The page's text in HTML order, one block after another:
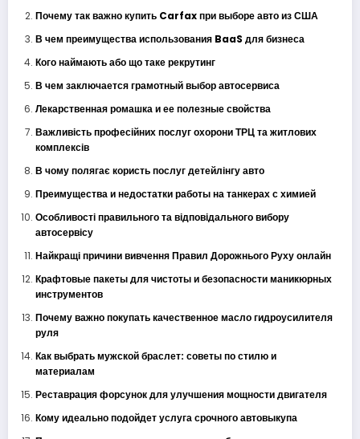
Почему так важно купить Carfax при выборе авто из США
В чем преимущества использования BaaS для бизнеса
Кого наймають або що таке рекрутинг
В чем заключается грамотный выбор автосервиса
Лекарственная ромашка и ее полезные свойства
Важливість професійних послуг охорони ТРЦ та житлових
комплексів
В чому полягає користь послуг детейлінгу авто
Преимущества и недостатки работы на танкерах с химией
Особливості правильного та відповідального вибору
автосервісу
Найкращі причини вивчення Правил Дорожнього Руху онлайн
Крафтовые пакеты для чистоты и безопасности маникюрных
инструментов
Почему важно покупать качественное масло гидроусилителя
руля
Как выбрать мужской браслет: советы по стилю и
материалам
Реставрация форсунок для улучшения мощности двигателя
Кому идеально подойдет услуга срочного автовыкупа